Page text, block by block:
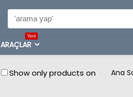
Search
for:
Yeni
ARAÇLAR
Show only products on
Ana